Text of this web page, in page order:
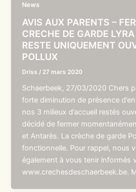
News
AVIS AUX PARENTS –
CRECHE DE GARDE
RESTE UNIQUEMENT
POLLUX
Driss / 27 mars 2020
Schaerbeek, 27/03/2020 Chers
forte diminution de présence
nos 3 milieux d’accueil restés
décidé de fermer
et Antarès. La crèche de garde
fonctionnelle. Pour rappel, nous
également à vous tenir informés
www.crechesdeschaerbeek.be.